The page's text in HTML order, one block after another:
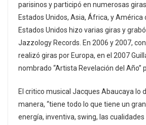
parisinos y participó en numerosas
Estados Unidos, Asia, África, y América
Estados Unidos hizo varias giras y
Jazzology Records. En 2006 y 2007,
realizó giras por Europa, en el 2007
nombrado “Artista Revelación del Año”
El critico musical Jacques Abaucaya lo
manera, “tiene todo lo que tiene un
energía, inventiva, swing, las